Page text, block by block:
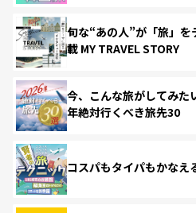
旬な“あの人”が「旅」
載 MY TRAVEL STORY
今、こんな旅がしてみた
年絶対行くべき旅先30
コスパもタイパもかなえ